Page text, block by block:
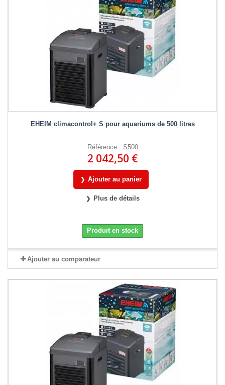
EHEIM climacontrol+ S pour aquariums de 500 litres
Référence : S500
2 042,50 €
Ajouter au panier
Plus de détails
Produit en stock
Ajouter au comparateur